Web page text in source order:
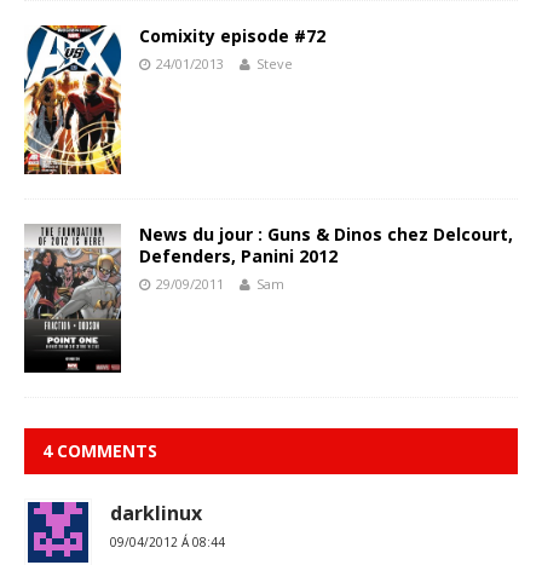
Comixity episode #72
24/01/2013 Steve
News du jour : Guns & Dinos chez Delcourt,
Defenders, Panini 2012
29/09/2011 Sam
4 COMMENTS
darklinux
09/04/2012 Á 08:44